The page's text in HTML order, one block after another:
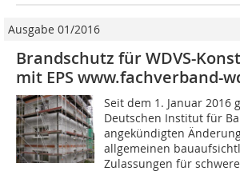
Ausgabe 01/2016
Brandschutz für WDVS-
mit EPS www.fachverband-
Seit dem 1. Januar 2016
Deutschen Institut für
angekündigten
allgemeinen
Zulassungen für